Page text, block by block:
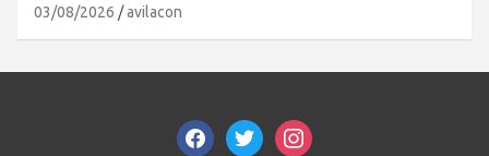
03/08/2026 avilacon
facebooktwitterinstagram